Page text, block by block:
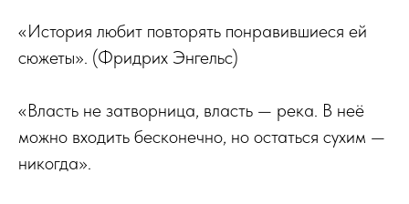
«История любит повторять понравившиеся ей
сюжеты». (Фридрих Энгельс)
«Власть не затворница, власть — река. В неё
можно входить бесконечно, но остаться сухим —
никогда».